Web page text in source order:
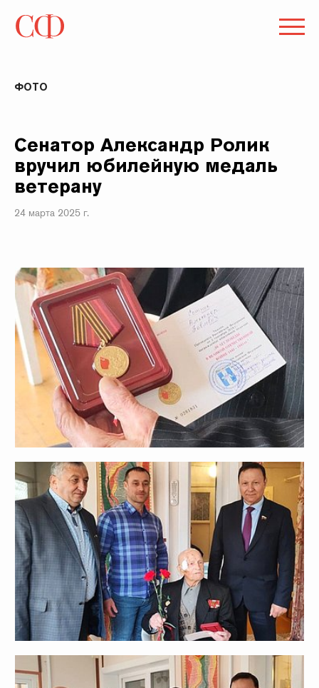
ФОТО
Сенатор Александр Ролик
вручил юбилейную медаль
ветерану
24 марта 2025 г.